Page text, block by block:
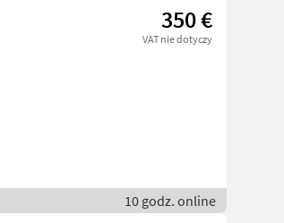
350 €
VAT nie dotyczy
10 godz. online